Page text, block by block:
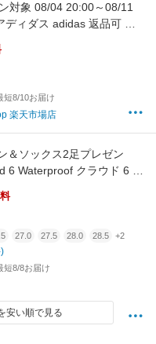
対象 08/04 20:00～08/11
ディダス adidas 返品可 ラ
デュラモ SL 2 ランニング
2 Running パフォーマン
靴 スニーカー 青 ブルー
短8/10お届け
楽天市場店
＆ソックス2足プレゼン
6 Waterproof クラウド 6 ウ
ンニングシューズ 靴 メン
】陸上・ランニング用品
27.0 27.5 28.0 28.5 +2
短8/8お届け
安い順で見る